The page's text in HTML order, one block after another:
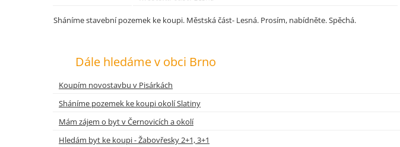
Sháníme stavební pozemek ke koupi. Městská část- Lesná. Prosím, nabídněte. Spěchá.
Dále hledáme v obci Brno
Koupím novostavbu v Pisárkách
Sháníme pozemek ke koupi okolí Slatiny
Mám zájem o byt v Černovicích a okolí
Hledám byt ke koupi - Žabovřesky 2+1, 3+1